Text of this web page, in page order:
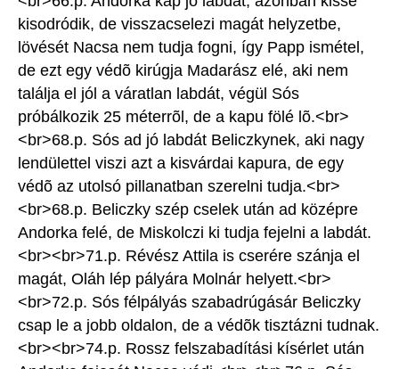
kisodródik, de visszacselezi magát helyzetbe,
lövését Nacsa nem tudja fogni, így Papp ismétel,
de ezt egy védõ kirúgja Madarász elé, aki nem
találja el jól a váratlan labdát, végül Sós
próbálkozik 25 méterrõl, de a kapu fölé lõ.<br>
<br>68.p. Sós ad jó labdát Beliczkynek, aki nagy
lendülettel viszi azt a kisvárdai kapura, de egy
védõ az utolsó pillanatban szerelni tudja.<br>
<br>68.p. Beliczky szép cselek után ad középre
Andorka felé, de Miskolczi ki tudja fejelni a labdát.
<br><br>71.p. Révész Attila is cserére szánja el
magát, Oláh lép pályára Molnár helyett.<br>
<br>72.p. Sós félpályás szabadrúgásár Beliczky
csap le a jobb oldalon, de a védõk tisztázni tudnak.
<br><br>74.p. Rossz felszabadítási kísérlet után